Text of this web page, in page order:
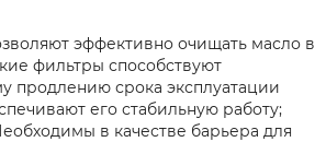
эффективно очищать масло в
фильтры способствуют
продлению срока эксплуатации
его стабильную работу;
в качестве барьера для